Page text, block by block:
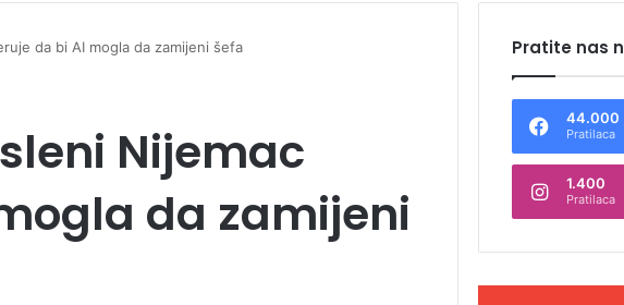
da bi AI mogla da zamijeni šefa
Nijemac
da zamijeni
Pratite nas
44.000
Pratilaca
1.400
Pratilaca